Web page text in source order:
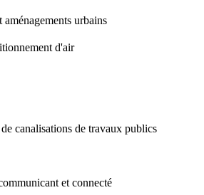
urbains
d'air
canalisations de travaux publics
et connecté